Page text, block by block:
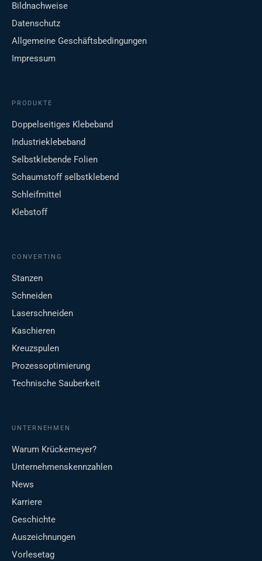
Bildnachweise
Datenschutz
Allgemeine Geschäftsbedingungen
Impressum
PRODUKTE
Doppelseitiges Klebeband
Industrieklebeband
Selbstklebende Folien
Schaumstoff selbstklebend
Schleifmittel
Klebstoff
CONVERTING
Stanzen
Schneiden
Laserschneiden
Kaschieren
Kreuzspulen
Prozessoptimierung
Technische Sauberkeit
UNTERNEHMEN
Warum Krückemeyer?
Unternehmenskennzahlen
News
Karriere
Geschichte
Auszeichnungen
Vorlesetag